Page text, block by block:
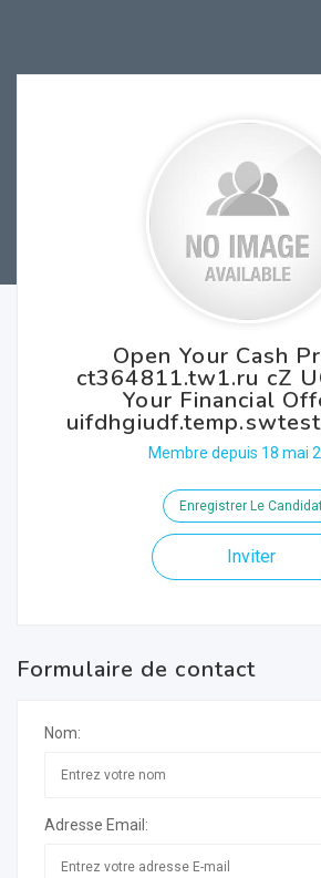
Open Your Cash
ct364811.tw1.ru cZ
Your Financial
Membre depuis 18 mai
Enregistrer Le
Inviter
Formulaire de contact
Nom:
Adresse Email: